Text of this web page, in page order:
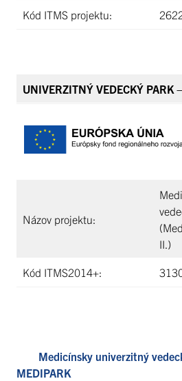
Kód ITMS projektu:
UNIVERZITNÝ VEDECKÝ PARK
Názov projektu:
II.)
Kód ITMS2014+:
Medicínsky univerzitný
MEDIPARK